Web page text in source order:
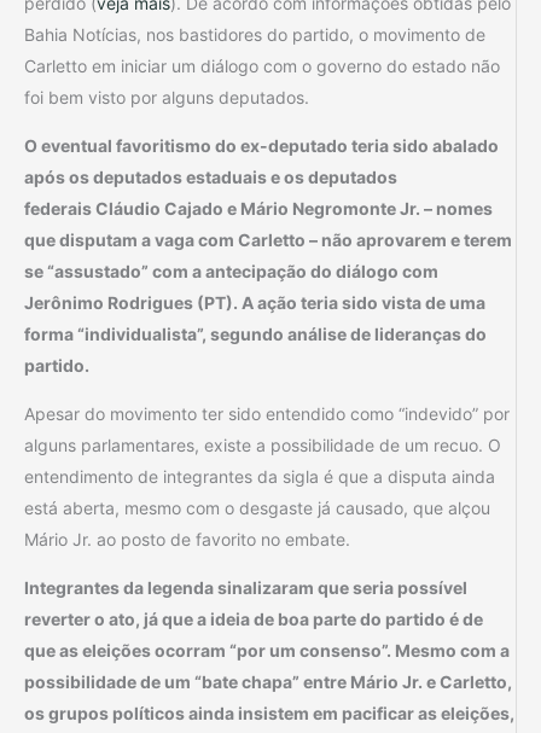
Bahia Notícias, nos bastidores do partido, o movimento de
Carletto em iniciar um diálogo com o governo do estado não
foi bem visto por alguns deputados.
O eventual favoritismo do ex-deputado teria sido abalado
após os deputados estaduais e os deputados
federais Cláudio Cajado e Mário Negromonte Jr. – nomes
que disputam a vaga com Carletto – não aprovarem e terem
se “assustado” com a antecipação do diálogo com
Jerônimo Rodrigues (PT). A ação teria sido vista de uma
forma “individualista”, segundo análise de lideranças do
partido.
Apesar do movimento ter sido entendido como “indevido” por
alguns parlamentares, existe a possibilidade de um recuo. O
entendimento de integrantes da sigla é que a disputa ainda
está aberta, mesmo com o desgaste já causado, que alçou
Mário Jr. ao posto de favorito no embate.
Integrantes da legenda sinalizaram que seria possível
reverter o ato, já que a ideia de boa parte do partido é de
que as eleições ocorram “por um consenso”. Mesmo com a
possibilidade de um “bate chapa” entre Mário Jr. e Carletto,
os grupos políticos ainda insistem em pacificar as eleições,